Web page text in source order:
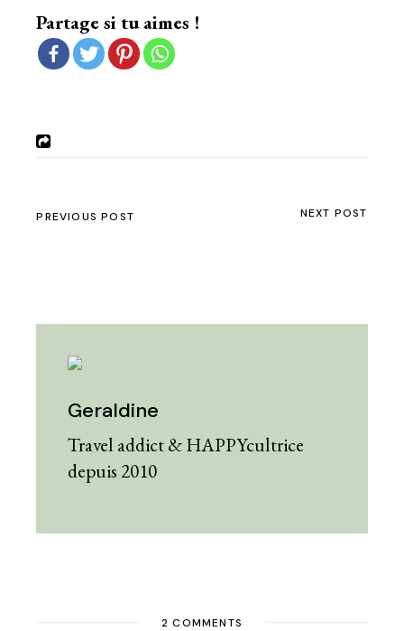
Partage si tu aimes !
PREVIOUS POST NEXT POST
Geraldine
Travel addict & HAPPYcultrice
depuis 2010
2 COMMENTS